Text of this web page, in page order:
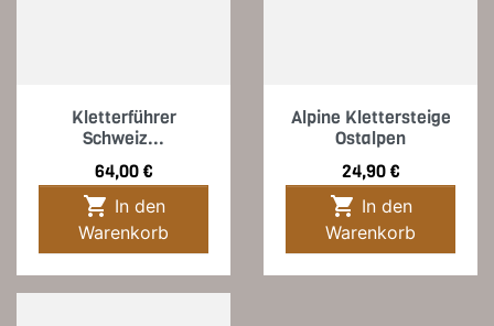
Kletterführer
Schweiz...
Preis
64,00 €

Warenkorb
Alpine Klettersteige
Ostalpen
Preis
24,90 €

Warenkorb